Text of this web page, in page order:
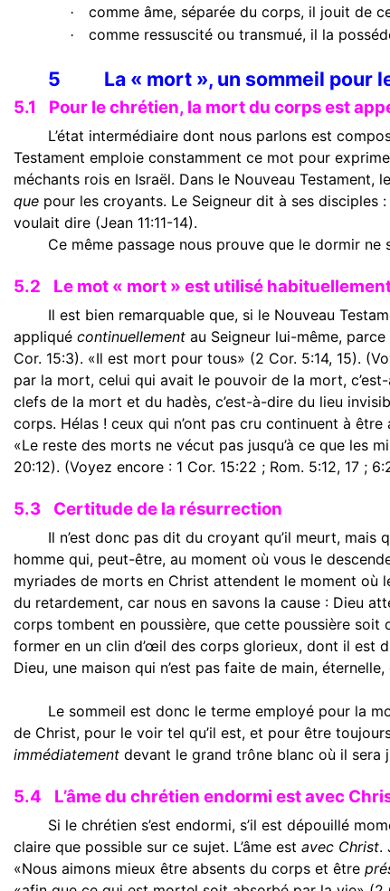
· comme âme, séparée du corps, il jouit de
· comme ressuscité ou transmué, il la
5 La « mort », un sommeil pour
5.1 Pour le chrétien, la mort du corps est
L’état intermédiaire dont nous parlons est
Testament emploie constamment ce mot pour
méchants rois en Israël. Dans le Nouveau Testament,
que pour les croyants. Le Seigneur dit à ses disciples
voulait dire (Jean 11:11-14).
Ce même passage nous prouve que le dormir ne
5.2 Le mot « mort » est utilisé
Il est bien remarquable que, si le Nouveau
appliqué continuellement au Seigneur lui-même,
Cor. 15:3). «Il est mort pour tous» (2 Cor. 5:14, 15).
par la mort, celui qui avait le pouvoir de la mort,
clefs de la mort et du hadès, c’est-à-dire du lieu
corps. Hélas ! ceux qui n’ont pas cru continuent à être
«Le reste des morts ne vécut pas jusqu’à ce que les
20:12). (Voyez encore : 1 Cor. 15:22 ; Rom. 5:12, 17 ;
5.3 Certitude de la résurrection
Il n’est donc pas dit du croyant qu’il meurt, mais
homme qui, peut-être, au moment où vous le
myriades de morts en Christ attendent le moment où
du retardement, car nous en savons la cause : Dieu
corps tombent en poussière, que cette poussière soit
former en un clin d’œil des corps glorieux, dont il est
Dieu, une maison qui n’est pas faite de main,
Le sommeil est donc le terme employé pour la
de Christ, pour le voir tel qu’il est, et pour être
immédiatement devant le grand trône blanc où il sera
5.4 L’âme du chrétien endormi est avec
Si le chrétien s’est endormi, s’il est dépouillé
claire que possible sur ce sujet. L’âme est avec Christ.
«Nous aimons mieux être absents du corps et être